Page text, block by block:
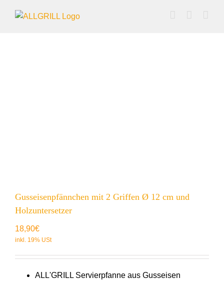
Inhalt
Gusseisenpfännchen mit 2 Griffen Ø 12 cm und
Holzuntersetzer
18,90€
ALL'GRILL Servierpfanne aus Gusseisen